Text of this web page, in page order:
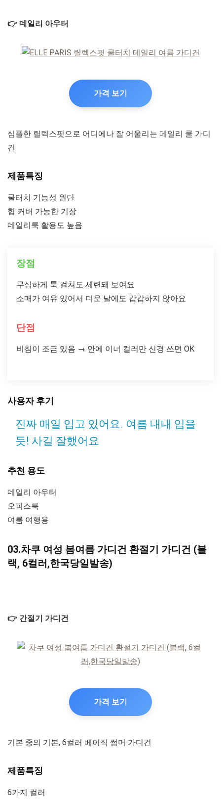
👉 데일리 아우터
가격 보기
심플한 릴렉스핏으로 어디에나 잘 어울리는 데일리 쿨 가디
건
제품특징
쿨터치 기능성 원단
힙 커버 가능한 기장
데일리룩 활용도 높음
장점
무심하게 툭 걸쳐도 세련돼 보여요
소매가 여유 있어서 더운 날에도 갑갑하지 않아요
단점
비침이 조금 있음 → 안에 이너 컬러만 신경 쓰면 OK
사용자 후기
진짜 매일 입고 있어요. 여름 내내 입을
듯! 사길 잘했어요
추천 용도
데일리 아우터
오피스룩
여름 여행용
03.차쿠 여성 봄여름 가디건 환절기 가디건 (블
랙, 6컬러,한국당일발송)
👉 간절기 가디건
가격 보기
기본 중의 기본, 6컬러 베이직 썸머 가디건
제품특징
6가지 컬러